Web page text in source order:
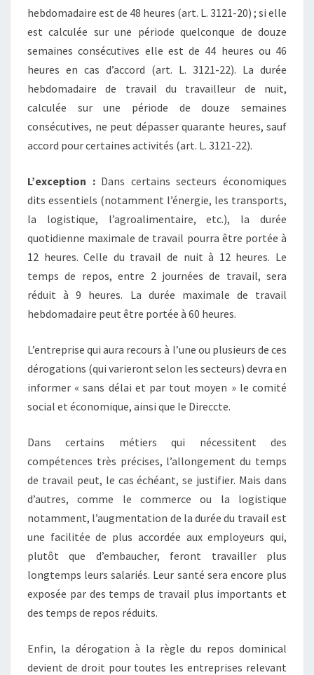
hebdomadaire est de 48 heures (art. L. 3121-20) ; si elle
est calculée sur une période quelconque de douze
semaines consécutives elle est de 44 heures ou 46
heures en cas d’accord (art. L. 3121-22). La durée
hebdomadaire de travail du travailleur de nuit,
calculée sur une période de douze semaines
consécutives, ne peut dépasser quarante heures, sauf
accord pour certaines activités (art. L. 3121-22).
L’exception :Dans certains secteurs économiques
dits essentiels (notamment l’énergie, les transports,
la logistique, l’agroalimentaire, etc.), la durée
quotidienne maximale de travail pourra être portée à
12 heures. Celle du travail de nuit à 12 heures. Le
temps de repos, entre 2 journées de travail, sera
réduit à 9 heures. La durée maximale de travail
hebdomadaire peut être portée à 60 heures.
L’entreprise qui aura recours à l’une ou plusieurs de ces
dérogations (qui varieront selon les secteurs) devra en
informer « sans délai et par tout moyen » le comité
social et économique, ainsi que le Direccte.
Dans certains métiers qui nécessitent des
compétences très précises, l’allongement du temps
de travail peut, le cas échéant, se justifier. Mais dans
d’autres, comme le commerce ou la logistique
notamment, l’augmentation de la durée du travail est
une facilitée de plus accordée aux employeurs qui,
plutôt que d’embaucher, feront travailler plus
longtemps leurs salariés. Leur santé sera encore plus
exposée par des temps de travail plus importants et
des temps de repos réduits.
Enfin, la dérogation à la règle du repos dominical
devient de droit pour toutes les entreprises relevant